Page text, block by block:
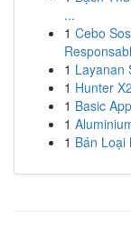
...
1 Cebo
1 Layanan
1 Hunter
1 Basic
1
1 Bán Loại